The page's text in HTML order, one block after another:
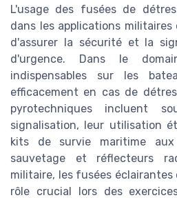
L'usage des fusées de
dans les applications
d'assurer la sécurité et la
d'urgence. Dans le
indispensables sur les
efficacement en cas de
pyrotechniques incluent
signalisation, leur utilisation
kits de survie maritime
sauvetage et réflecteurs
militaire, les fusées
rôle crucial lors des